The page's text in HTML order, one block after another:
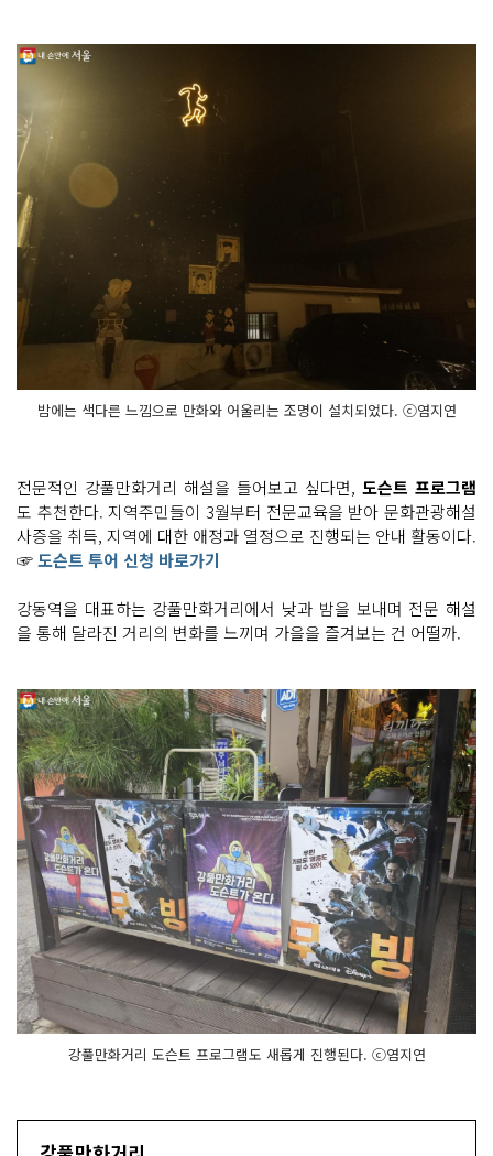
밤에는 색다른 느낌으로 만화와 어울리는 조명이 설치되었다. ⓒ염지연
전문적인 강풀만화거리 해설을 들어보고 싶다면, 도슨트 프로그램
도 추천한다. 지역주민들이 3월부터 전문교육을 받아 문화관광해설
사증을 취득, 지역에 대한 애정과 열정으로 진행되는 안내 활동이다.
☞도슨트 투어 신청 바로가기
강동역을 대표하는 강풀만화거리에서 낮과 밤을 보내며 전문 해설
을 통해 달라진 거리의 변화를 느끼며 가을을 즐겨보는 건 어떨까.
강풀만화거리 도슨트 프로그램도 새롭게 진행된다. ⓒ염지연